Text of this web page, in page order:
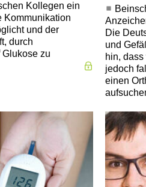
Kollegen ein
Kommunikation
und der
durch
Glukose zu
Die
und
hin,
jedoch
einen